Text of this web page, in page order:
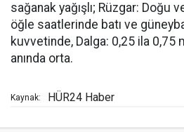
sağanak yağışlı; Rüzgar: Doğu
öğle saatlerinde batı ve
kuvvetinde, Dalga: 0,25 ila 0,75
anında orta.
Kaynak: HÜR24 Haber